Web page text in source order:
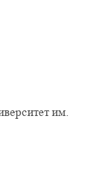
им.